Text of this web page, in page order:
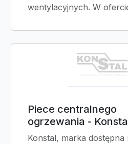
wentylacyjnych. W
Piece centralnego
ogrzewania -
Konstal, marka dostępna